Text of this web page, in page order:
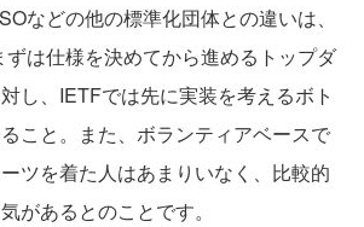
などの他の標準化団体との違いは、
は仕様を決めてから進めるトップダ
し、IETFでは先に実装を考えるボト
こと。また、ボランティアベースで
ツを着た人はあまりいなく、比較的
があるとのことです。